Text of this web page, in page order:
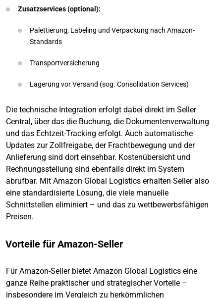
Zusatzservices (optional):
Palettierung, Labeling und Verpackung nach Amazon-
Standards
Transportversicherung
Lagerung vor Versand (sog. Consolidation Services)
Die technische Integration erfolgt dabei direkt im Seller
Central, über das die Buchung, die Dokumentenverwaltung
und das Echtzeit-Tracking erfolgt. Auch automatische
Updates zur Zollfreigabe, der Frachtbewegung und der
Anlieferung sind dort einsehbar. Kostenübersicht und
Rechnungsstellung sind ebenfalls direkt im System
abrufbar. Mit Amazon Global Logistics erhalten Seller also
eine standardisierte Lösung, die viele manuelle
Schnittstellen eliminiert – und das zu wettbewerbsfähigen
Preisen.
Vorteile für Amazon-Seller
Für Amazon-Seller bietet Amazon Global Logistics eine
ganze Reihe praktischer und strategischer Vorteile –
insbesondere im Vergleich zu herkömmlichen